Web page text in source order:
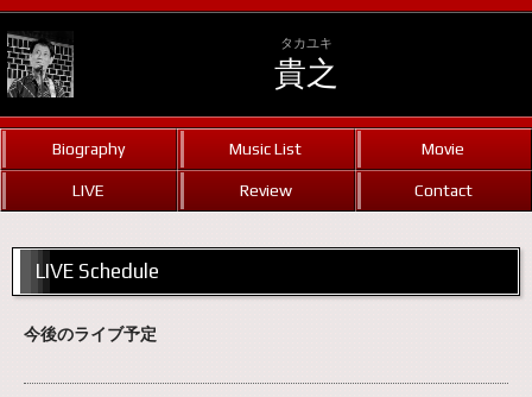
タカユキ
貴之
Biography Music List Movie
LIVE Review Contact
LIVE Schedule
今後のライブ予定